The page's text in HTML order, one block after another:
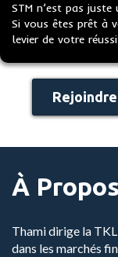
STM n’est pas
Si vous êtes prêt à
levier de votre
À
Thami dirige la
dans les marchés